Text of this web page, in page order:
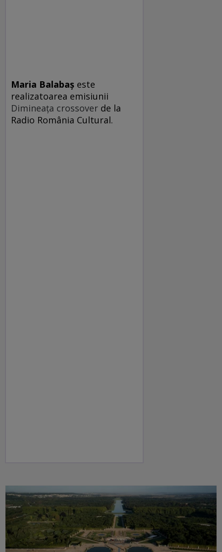
Maria Balabaş este
realizatoarea emisiunii
Dimineaţa crossover de la
Radio România Cultural.